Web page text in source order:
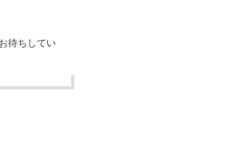
待ちしてい